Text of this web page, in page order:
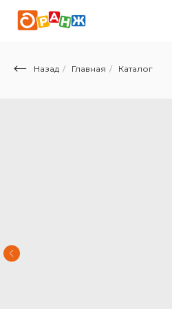
Назад / Главная / Каталог